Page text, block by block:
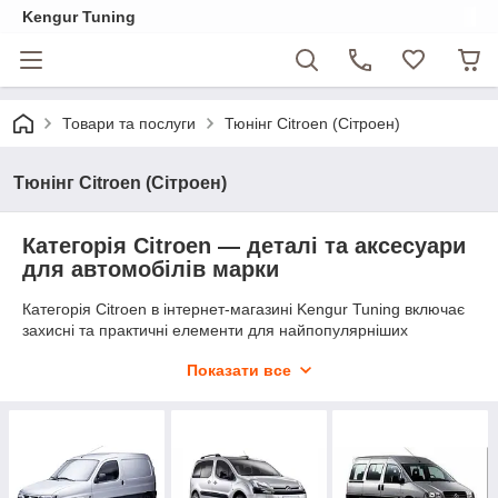
Kengur Tuning
Товари та послуги Тюнінг Citroen (Сітроен)
Тюнінг Citroen (Сітроен)
Категорія Citroen — деталі та аксесуари
для автомобілів марки
Категорія Citroen в інтернет-магазині Kengur Tuning включає
захисні та практичні елементи для найпопулярніших
захисту кузова та двигуна, захисту від бруду й зимових умов,
Асортимент зосереджений переважно на комерційному
транспорті та компактних фургонах — Berlingo двох поколінь,
Показати все